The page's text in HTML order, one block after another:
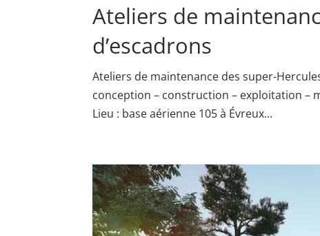
Ateliers de
d’escadrons
Ateliers de maintenance des super-
conception – construction – exploitation –
Lieu : base aérienne 105 à Évreux...